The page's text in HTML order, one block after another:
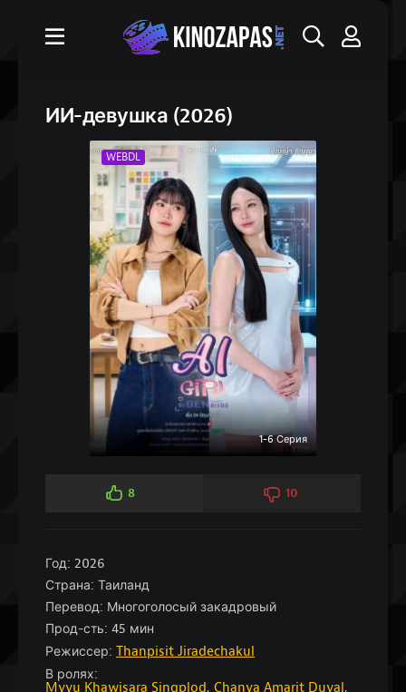
ИИ-девушка (2026)
WEBDL
1-6 Серия
8 10
Год: 2026
Страна: Таиланд
Перевод: Многоголосый закадровый
Прод-сть: 45 мин
Режиссер: Thanpisit Jiradechakul
В ролях:
Myyu Khawisara Singplod, Chanya Amarit Duval,